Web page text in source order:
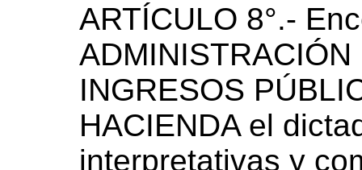
ARTÍCULO 8°.-
INGRESOS
HACIENDA el
interpretativas y